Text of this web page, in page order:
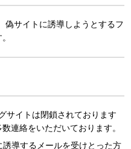
動
偽サイトに誘導しようとするフ
サイトは閉鎖されております
連絡をいただいております。
導するメールを受けとった方